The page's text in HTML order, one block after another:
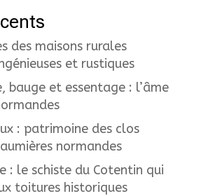
des maisons rurales
et rustiques
bauge et essentage : l’âme
: patrimoine des clos
normandes
: le schiste du Cotentin qui
toitures historiques